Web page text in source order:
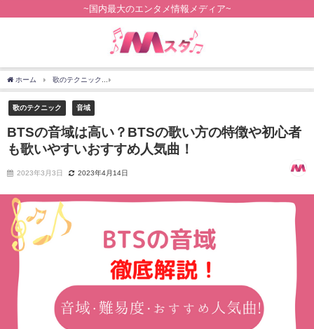
~国内最大のエンタメ情報メディア~
ホーム 歌のテクニック
歌のテクニック 音域
BTSの音域は高い？BTSの歌い方の特徴や初心者
も歌いやすいおすすめ人気曲！
2023年3月3日 2023年4月14日